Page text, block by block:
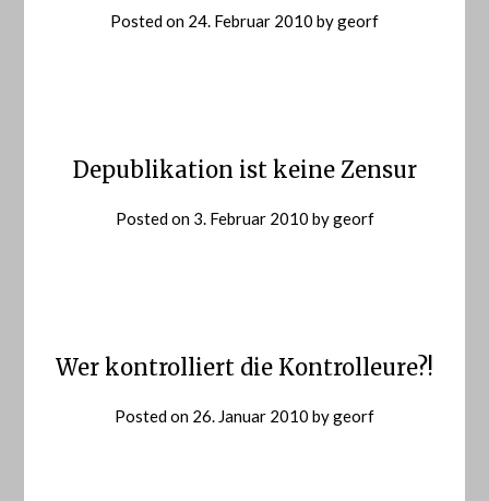
Posted on 24. Februar 2010 bygeorf
Depublikation ist keine Zensur
Posted on 3. Februar 2010 bygeorf
Wer kontrolliert die Kontrolleure?!
Posted on 26. Januar 2010 bygeorf